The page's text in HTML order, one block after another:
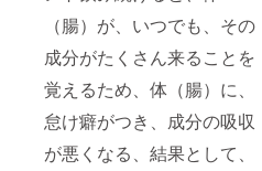
（腸）が、いつでも、その
成分がたくさん来ることを
覚えるため、体（腸）に、
怠け癖がつき、成分の吸収
が悪くなる、結果として、